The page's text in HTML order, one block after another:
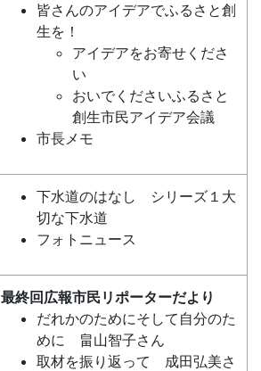
皆さんのアイデアでふるさと創
生を！
アイデアをお寄せくださ
い
おいでくださいふるさと
創生市民アイデア会議
市長メモ
下水道のはなし シリーズ１大
切な下水道
フォトニュース
最終回広報市民リポーターだより
だれかのためにそして自分のた
めに 畠山智子さん
取材を振り返って 成田弘美さ